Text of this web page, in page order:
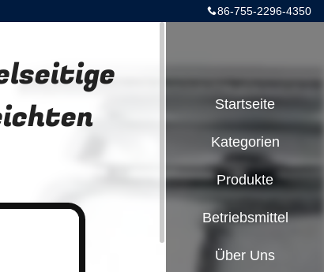
86-755-2296-4350
Startseite
Kategorien
Produkte
Betriebsmittel
Über Uns